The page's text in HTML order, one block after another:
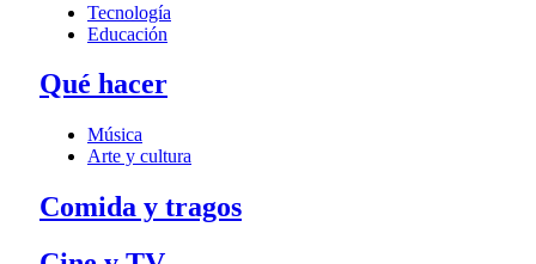
Tecnología
Educación
Qué hacer
Música
Arte y cultura
Comida y tragos